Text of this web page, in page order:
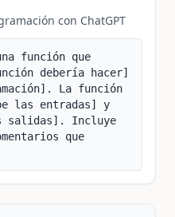
con ChatGPT
función que
debería hacer]
La función
las entradas] y
salidas]. Incluye
que